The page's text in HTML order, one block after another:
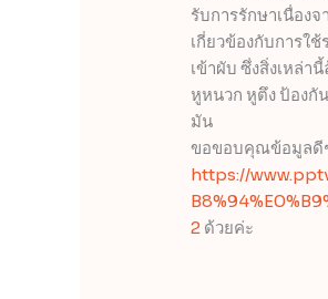
รับการรักษาเนื่อง
เกี่ยวข้องกับการใ
เข้าผับ ซึ่งสิ่งเหล่า
หูหนวก หูตึง ป้องกั
มัน
ขอขอบคุณข้อมูลดี
https://
2 ด้วยค่ะ